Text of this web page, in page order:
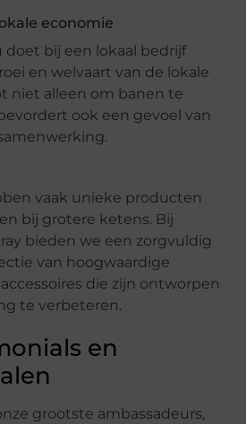
economie
doet bij een lokaal bedrijf
en welvaart van de lokale
niet alleen om banen te
ook een gevoel van
vaak unieke producten
bij grotere ketens. Bij
bieden we een zorgvuldig
van hoogwaardige
die zijn ontworpen
te verbeteren.
en
grootste ambassadeurs,